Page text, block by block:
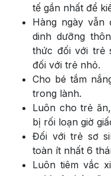
tế gần nhất để
Hàng ngày vẫn
dinh dưỡng
thức đối với trẻ
đối với trẻ nhỏ.
Cho bé tắm
trong lành.
Luôn cho trẻ
bị rối loạn giờ
Đối với trẻ sơ
toàn ít nhất 6
Luôn tiêm vắc